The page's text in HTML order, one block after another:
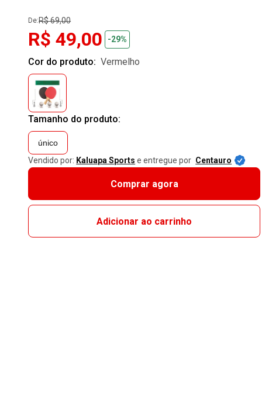
De:R$ 69,00
R$ 49,00 -29%
Cor do produto: vermelho
Tamanho do produto:
único
Vendido por: Kaluapa Sports e entregue por Centauro
Comprar agora
Adicionar ao carrinho